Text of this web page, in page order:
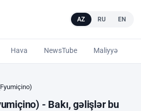
AZ RU EN
Hava NewsTube Maliyyə
- Bakı, gəlişlər bu